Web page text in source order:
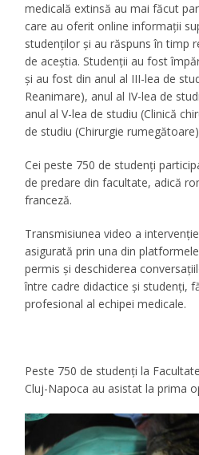
medicală extinsă au mai făcut
care au oferit online informații
studenților și au răspuns în timp
de aceștia. Studenții au fost
și au fost din anul al III-lea de
Reanimare), anul al IV-lea de
anul al V-lea de studiu (Clinică
de studiu (Chirurgie
Cei peste 750 de studenți
de predare din facultate, adică
franceză.
Transmisiunea video a
asigurată prin una din
permis și deschiderea
între cadre didactice și studenți,
profesional al echipei medicale.
Peste 750 de studenți la
Cluj-Napoca au asistat la prima